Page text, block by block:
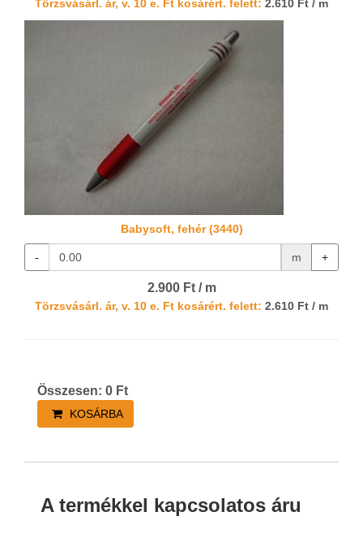
Törzsvásárl. ár, v. 10 e. Ft kosárért. felett: 2.610 Ft / m
Babysoft, fehér (3440)
- m +
2.900 Ft / m
Törzsvásárl. ár, v. 10 e. Ft kosárért. felett: 2.610 Ft / m
Összesen: 0 Ft
KOSÁRBA
A termékkel kapcsolatos áru